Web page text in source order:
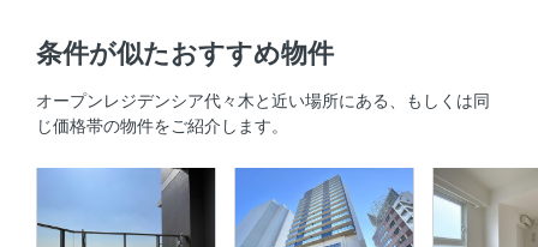
口以上
オートロック 、 ＴＶモニタ付きインターホン 、 防犯カメ
ラ
条件が似たおすすめ物件
オープンレジデンシア代々木と近い場所にある、もしくは同
じ価格帯の物件をご紹介します。